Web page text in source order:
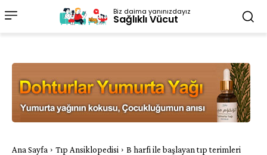
Biz daima yanınızdayız
Sağlıklı Vücut
Ana Sayfa Tıp Ansiklopedisi
B harfi ile başlayan tıp terimleri